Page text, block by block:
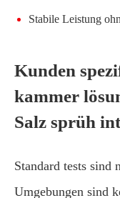
Stabile Leistung
Kunden
kammer
Salz sprüh
Standard tests sind
Umgebungen sind